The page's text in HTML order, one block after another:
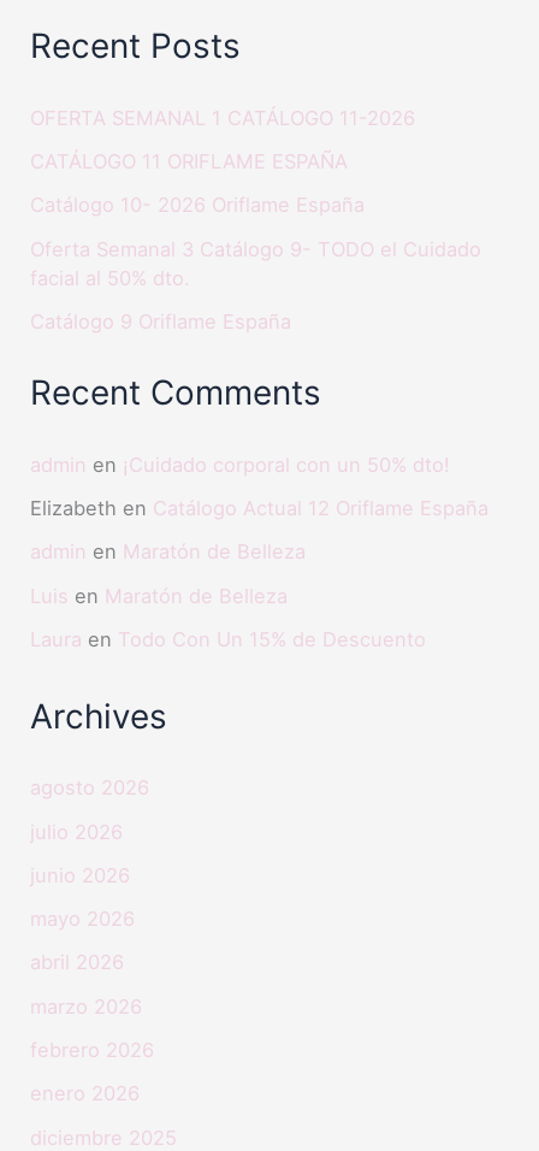
Recent Posts
OFERTA SEMANAL 1 CATÁLOGO 11-2026
CATÁLOGO 11 ORIFLAME ESPAÑA
Catálogo 10- 2026 Oriflame España
Oferta Semanal 3 Catálogo 9- TODO el Cuidado
facial al 50% dto.
Catálogo 9 Oriflame España
Recent Comments
admin en ¡Cuidado corporal con un 50% dto!
Elizabeth en Catálogo Actual 12 Oriflame España
admin en Maratón de Belleza
Luis en Maratón de Belleza
Laura en Todo Con Un 15% de Descuento
Archives
agosto 2026
julio 2026
junio 2026
mayo 2026
abril 2026
marzo 2026
febrero 2026
enero 2026
diciembre 2025